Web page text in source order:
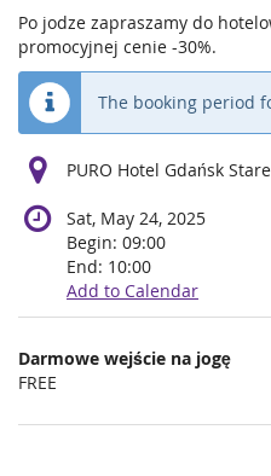
Po jodze zapraszamy do
promocyjnej cenie -30%.
The booking period
PURO Hotel Gdańsk
Sat, May 24, 2025
Begin: 09:00
End: 10:00
Add to Calendar
Products
Uncategorized
items
Darmowe wejście na jogę
FREE